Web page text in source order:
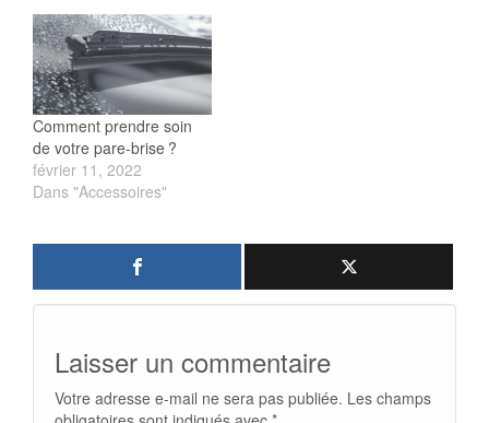
Comment prendre soin
de votre pare-brise ?
février 11, 2022
Dans "Accessoires"
Laisser un commentaire
Votre adresse e-mail ne sera pas publiée. Les champs